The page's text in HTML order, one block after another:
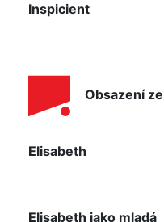
Inspicient
Obsazení
Elisabeth
Elisabeth jako mladá